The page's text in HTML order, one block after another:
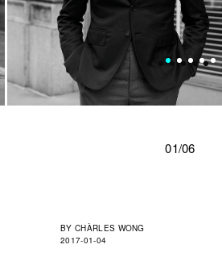
01/06
BY CHÀRLES WONG
2017-01-04